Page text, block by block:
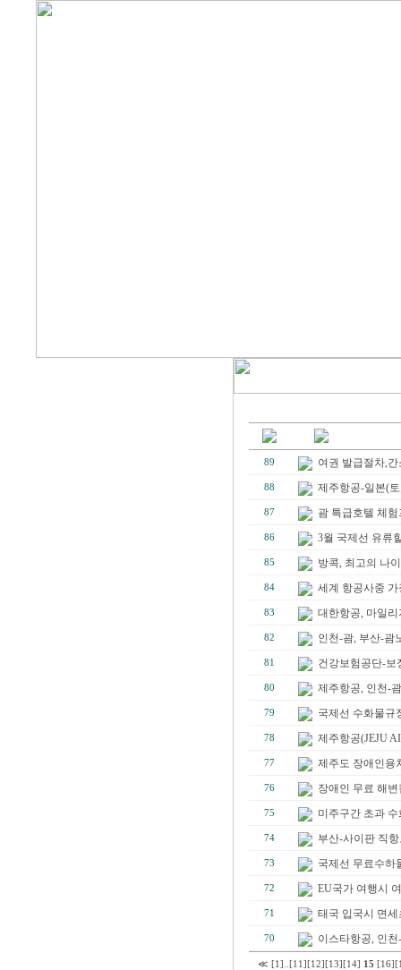
89 여권 발급절차,
88 제주항공-일본(
87 괌 특급호텔 체
86 3월 국제선 유류
85 방콕, 최고의 나
84 세계 항공사중
83 대한항공, 마일
82 인천-괌, 부산-괌
81 건강보험공단-보
80 제주항공, 인천-
79 국제선 수화물규
78 제주항공(JEJU
77 제주도 장애인용
76 장애인 무료 해
75 미주구간 초과
74 부산-사이판 직
73 국제선 무료수하
72 EU국가 여행시
71 태국 입국시 면
70 이스타항공, 인
≪ [1] [11] [12] [13] [14] 15 [16]